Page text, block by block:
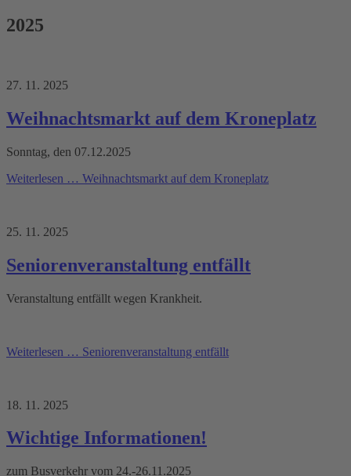
2025
27. 11. 2025
Weihnachtsmarkt auf dem Kroneplatz
Sonntag, den 07.12.2025
Weiterlesen … Weihnachtsmarkt auf dem Kroneplatz
25. 11. 2025
Seniorenveranstaltung entfällt
Veranstaltung entfällt wegen Krankheit.
Weiterlesen … Seniorenveranstaltung entfällt
18. 11. 2025
Wichtige Informationen!
zum Busverkehr vom 24.-26.11.2025